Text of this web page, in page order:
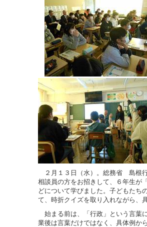
２月１３日（水）。総務省 島根
相談員の方をお招きして、６年生が
どについて学びました。子どもたち
て、時折クイズを取り入れながら、
始まる前は、「行政」という言葉
業後は言葉だけではなく、具体例か